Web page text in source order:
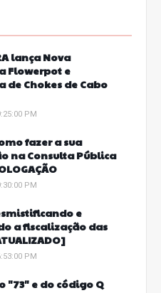
lança Nova
Flowerpot e
de Chokes de Cabo
PM
fazer a sua
na Consulta Pública
PM
e
a fiscalização das
PM
"73" e do código Q